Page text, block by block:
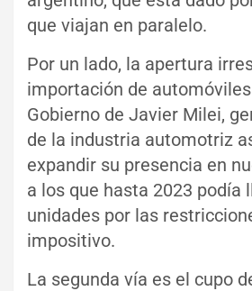
que viajan en paralelo.
Por un lado, la apertura
importación de
Gobierno de Javier Milei,
de la industria automotriz
expandir su presencia en
a los que hasta 2023 podía
unidades por las
impositivo.
La segunda vía es el cupo